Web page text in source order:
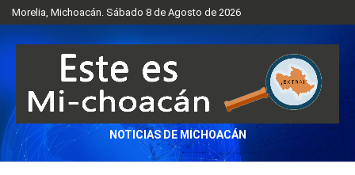
Morelia, Michoacán. Sábado 8 de Agosto de 2026
NOTICIAS DE MICHOACÁN